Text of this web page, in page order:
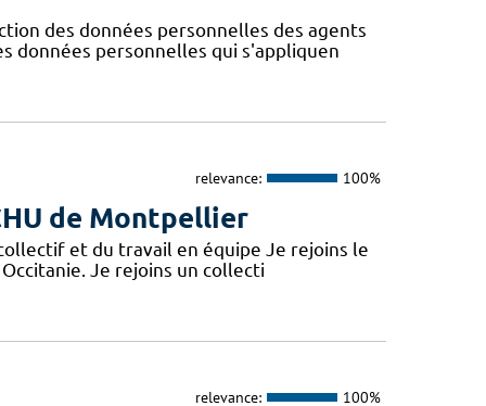
des données personnelles des agents
données personnelles qui s'appliquen
relevance: 100%
de Montpellier
et du travail en équipe Je rejoins le
Je rejoins un collecti
relevance: 100%